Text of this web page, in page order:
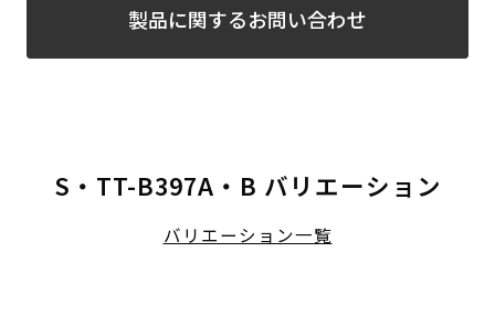
製品に関するお問い合わせ
S・TT-B397A・B バリエーション
バリエーション一覧